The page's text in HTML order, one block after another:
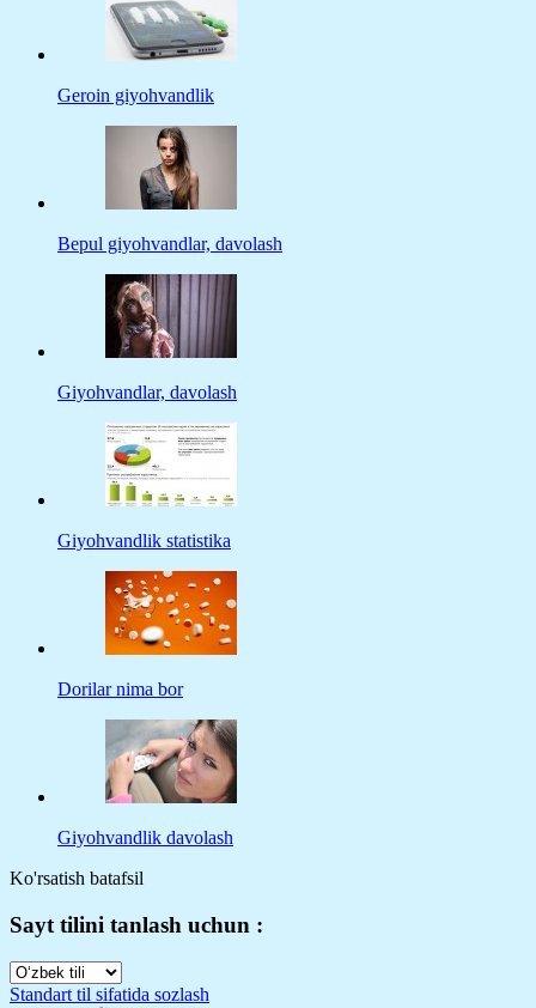
Geroin giyohvandlik
Bepul giyohvandlar, davolash
Giyohvandlar, davolash
Giyohvandlik statistika
Dorilar nima bor
Giyohvandlik davolash
Ko'rsatish batafsil
Sayt tilini tanlash uchun :
Standart til sifatida sozlash